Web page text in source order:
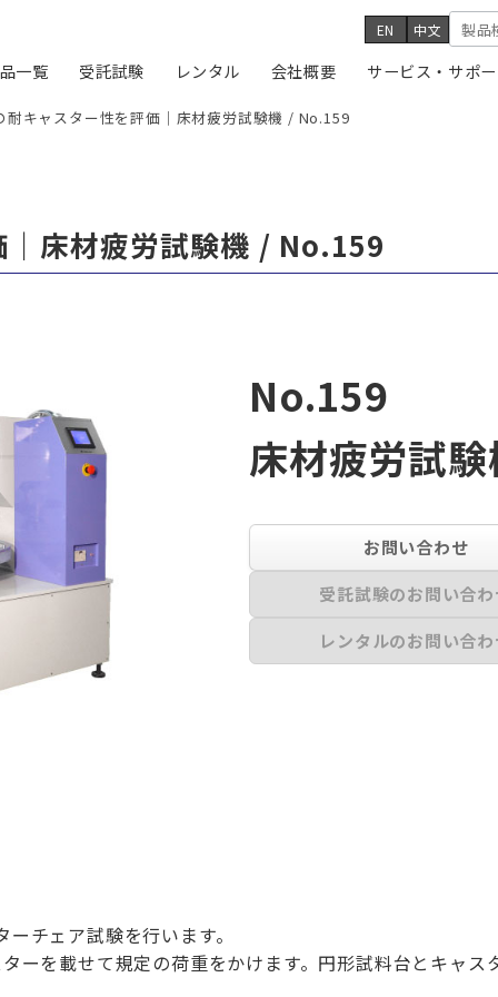
EN 中文
一覧 受託試験 レンタル 会社概要 サービス・サポ
耐キャスター性を評価｜床材疲労試験機 / No.159
床材疲労試験機 / No.159
No.159
床材疲労試
お問い合わせ
受託試験のお問い合
レンタルのお問い合
チェア試験を行います。
ーを載せて規定の荷重をかけます。円形試料台とキャ